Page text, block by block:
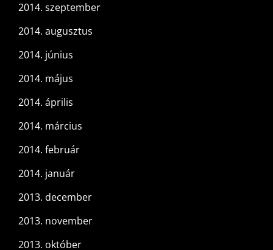
2014. szeptember
2014. augusztus
2014. június
2014. május
2014. április
2014. március
2014. február
2014. január
2013. december
2013. november
2013. október